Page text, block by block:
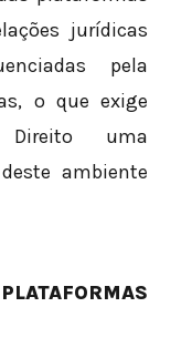
jurídicas
pela
o que exige
uma
ambiente